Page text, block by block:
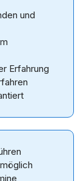
und
Erfahrung